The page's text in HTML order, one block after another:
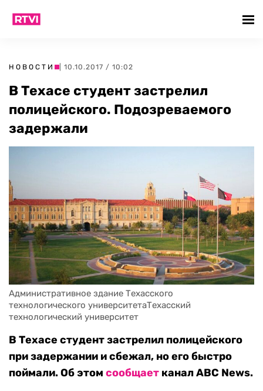
НОВОСТИ | 10.10.2017 / 10:02
В Техасе студент застрелил
полицейского. Подозреваемого
задержали
Административное здание Техасского
технологического университетаТехасский
технологический университет
В Техасе студент застрелил полицейского
при задержании и сбежал, но его быстро
поймали. Об этом сообщает канал ABC News.